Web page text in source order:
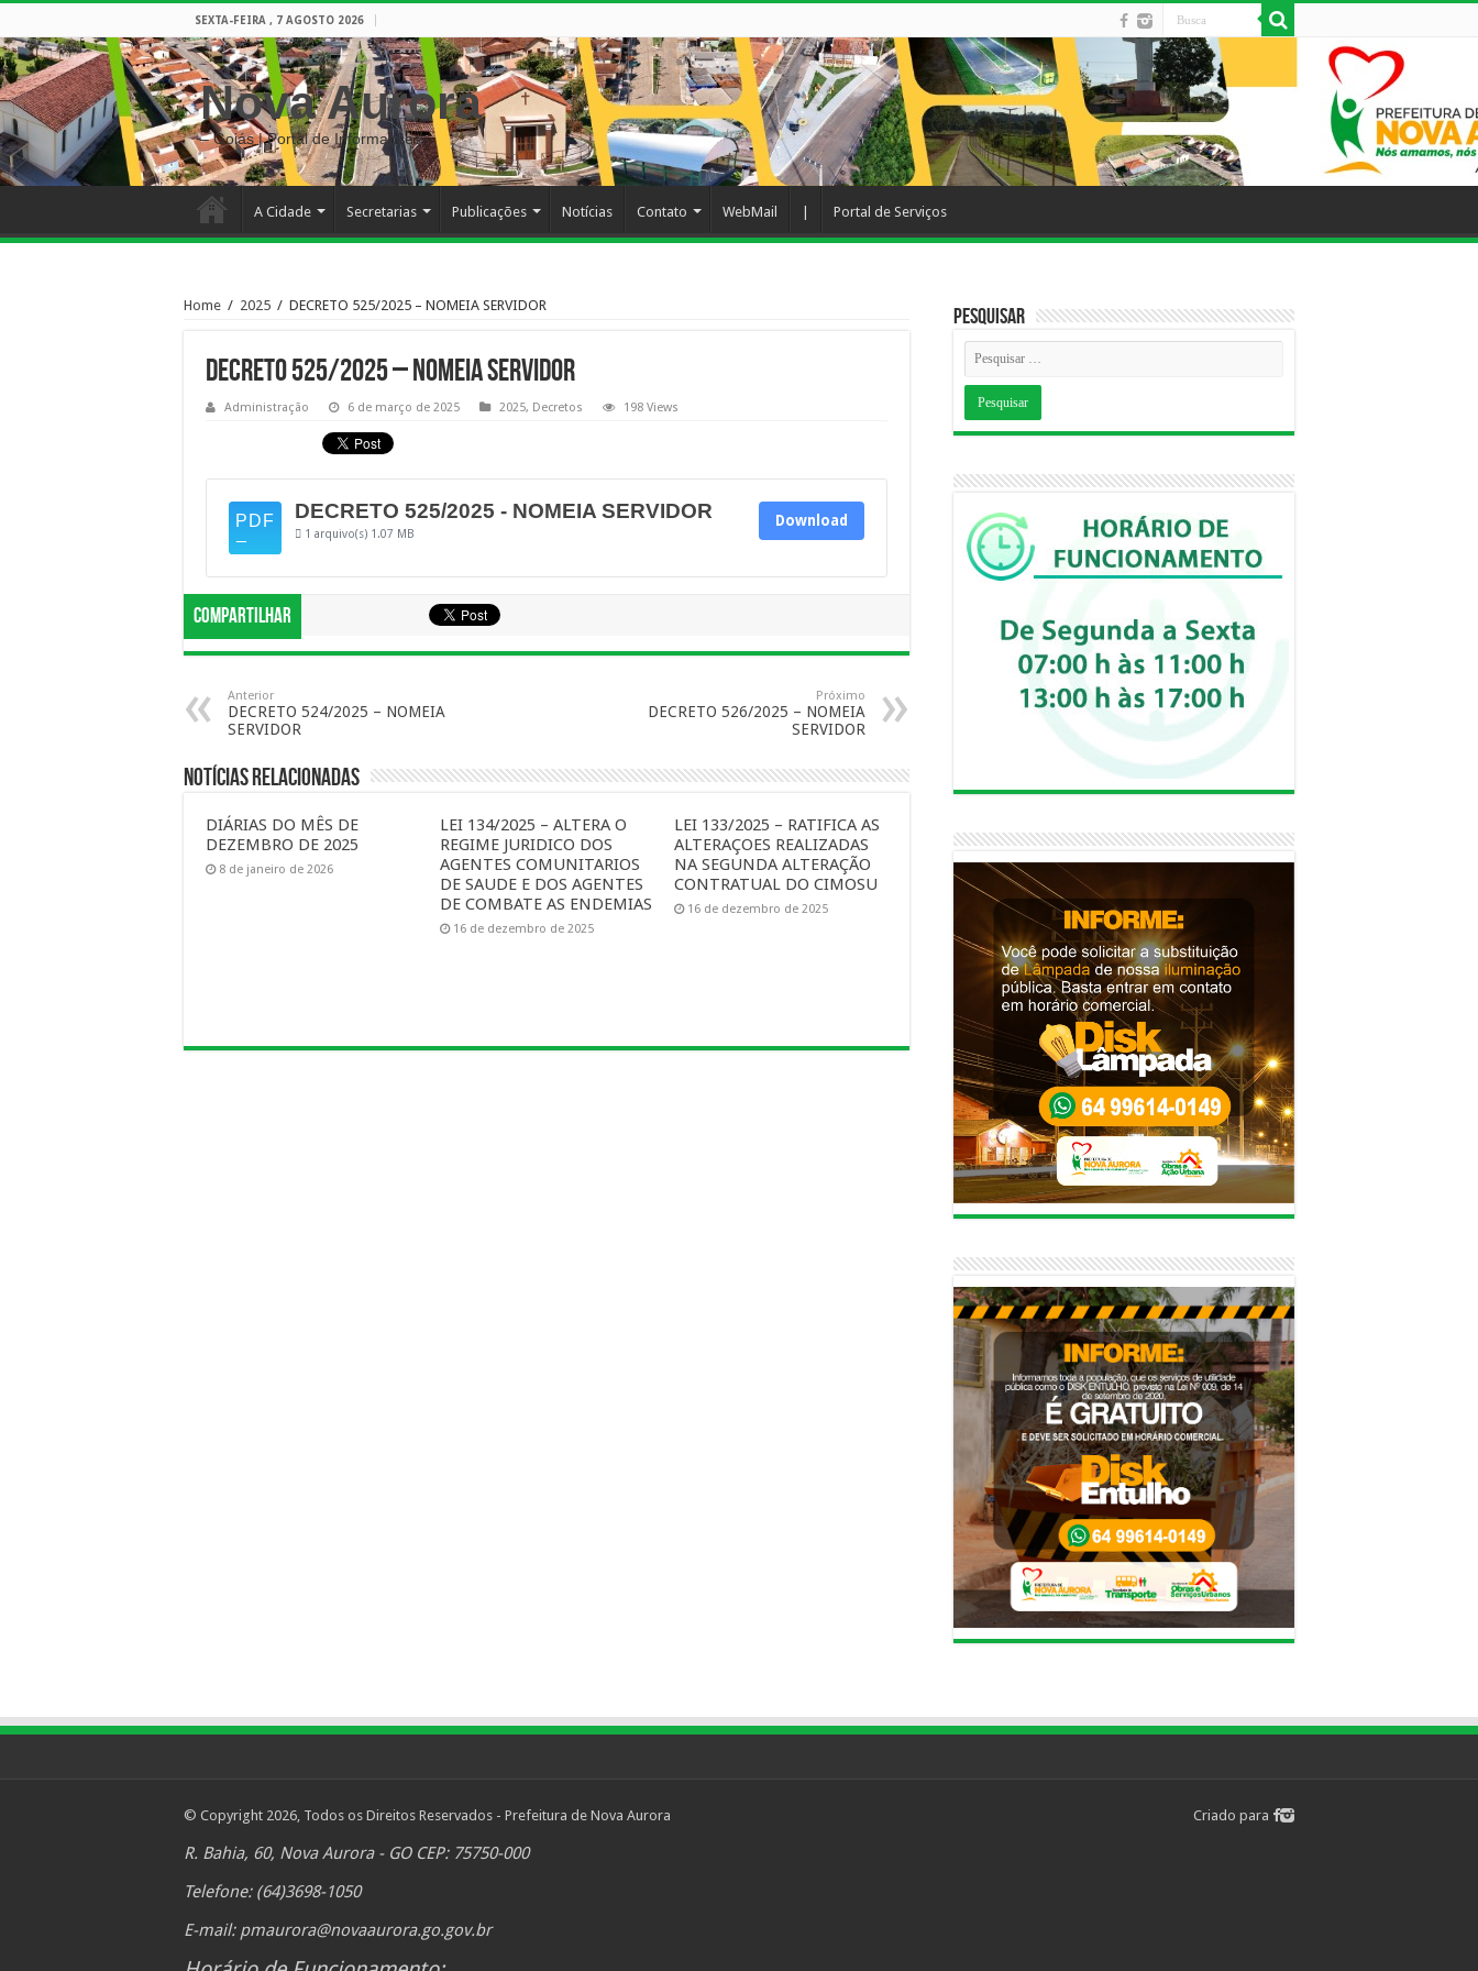
SEXTA-FEIRA , 7 AGOSTO 2026
Nova Aurora
– Goiás | Portal de Informações
A Cidade Secretarias Publicações Notícias Contato WebMail Portal de Serviços
Home / 2025 / DECRETO 525/2025 – NOMEIA SERVIDOR
DECRETO 525/2025 – NOMEIA SERVIDOR
Administração 6 de março de 2025 2025, Decretos 198 Views
DECRETO 525/2025 - NOMEIA SERVIDOR
1 arquivo(s) 1.07 MB
Download
Compartilhar
Anterior
DECRETO 524/2025 – NOMEIA
SERVIDOR
Próximo
DECRETO 526/2025 – NOMEIA
SERVIDOR
Notícias Relacionadas
DIÁRIAS DO MÊS DE
DEZEMBRO DE 2025
8 de janeiro de 2026
LEI 134/2025 – ALTERA O
REGIME JURIDICO DOS
AGENTES COMUNITARIOS
DE SAUDE E DOS AGENTES
DE COMBATE AS ENDEMIAS
16 de dezembro de 2025
LEI 133/2025 – RATIFICA AS
ALTERAÇOES REALIZADAS
NA SEGUNDA ALTERAÇÃO
CONTRATUAL DO CIMOSU
16 de dezembro de 2025
Pesquisar
Criado para
© Copyright 2026, Todos os Direitos Reservados - Prefeitura de Nova Aurora
R. Bahia, 60, Nova Aurora - GO CEP: 75750-000
Telefone: (64)3698-1050
E-mail: pmaurora@novaaurora.go.gov.br